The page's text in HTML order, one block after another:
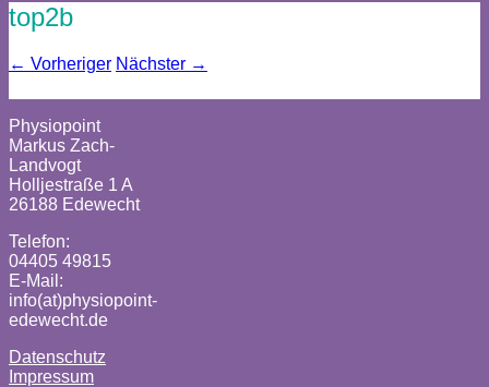
top2b
← Vorheriger Nächster →
Physiopoint
Markus Zach-
Landvogt
Holljestraße 1 A
26188 Edewecht
Telefon:
04405 49815
E-Mail:
info(at)physiopoint-
edewecht.de
Datenschutz
Impressum